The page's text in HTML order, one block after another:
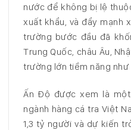
nước để không bị lệ
xuất khẩu, và đẩy mạnh
trường bước đầu đã
Trung Quốc, châu Âu,
trường lớn tiềm năng như
Ấn Độ được xem là
ngành hàng cá tra Việt
1,3 tỷ người và dự kiến